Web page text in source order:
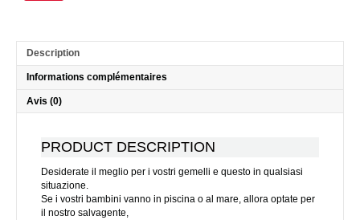
Description
Informations complémentaires
Avis (0)
PRODUCT DESCRIPTION
Desiderate il meglio per i vostri gemelli e questo in qualsiasi
situazione.
Se i vostri bambini vanno in piscina o al mare, allora optate per
il nostro salvagente,